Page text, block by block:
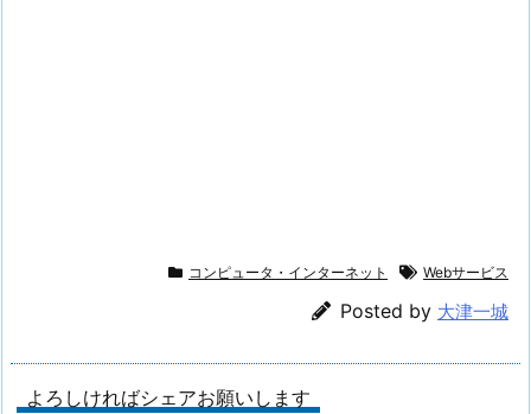
コンピュータ・インターネット Webサービス
Posted by 大津一城
よろしければシェアお願いします